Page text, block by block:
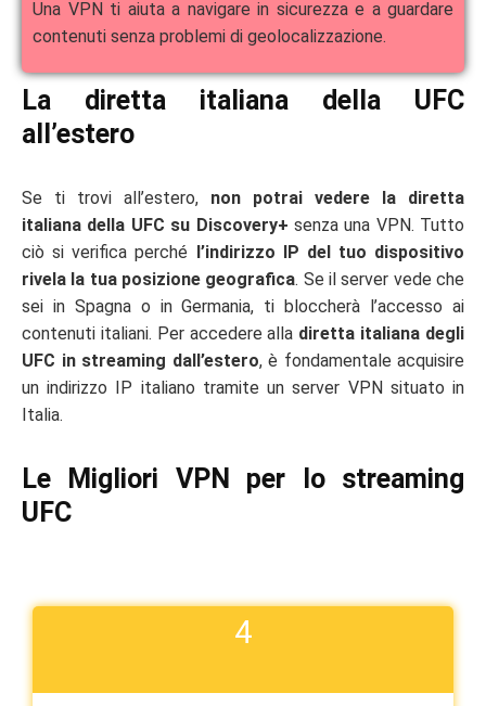
Una VPN ti aiuta a navigare in sicurezza e a guardare
contenuti senza problemi di geolocalizzazione.
La diretta italiana della UFC
all’estero
Se ti trovi all’estero, non potrai vedere la diretta
italiana della UFC su Discovery+ senza una VPN. Tutto
ciò si verifica perché l’indirizzo IP del tuo dispositivo
rivela la tua posizione geografica. Se il server vede che
sei in Spagna o in Germania, ti bloccherà l’accesso ai
contenuti italiani. Per accedere alla diretta italiana degli
UFC in streaming dall’estero, è fondamentale acquisire
un indirizzo IP italiano tramite un server VPN situato in
Italia.
Le Migliori VPN per lo streaming
UFC
4